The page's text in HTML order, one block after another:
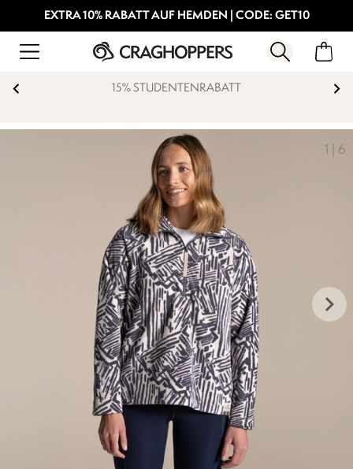
EXTRA 10% RABATT AUF HEMDEN | CODE: GET10
15% STUDENTENRABATT
1 6
keyboard_arrow_right